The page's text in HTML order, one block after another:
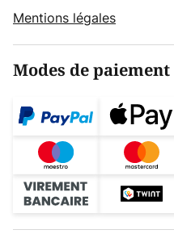
Mentions légales
Modes de paiement